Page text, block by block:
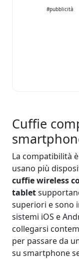
#pubblicità
Cuffie
La compatibilità
usano più
cuffie wireless
tablet
superiori e sono
sistemi iOS e
collegarsi
per passare da
su smartphone